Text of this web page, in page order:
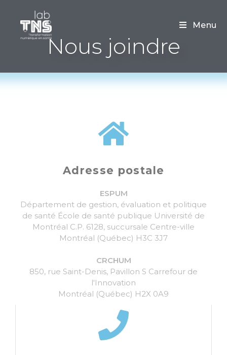
Menu
Nous joindre
Adresse postale
ESPUM
Département de gestion, évaluation et politique
de santé École de santé publique Université de
Montréal C.P. 6128, succursale Centre-ville
Montréal (Québec) H3C 3J7
CRCHUM
850, rue Saint-Denis, Pavillon S Carrefour de
l'Innovation
Montréal (Québec) H2X 0A9